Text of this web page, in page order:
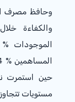
وحافظ مصرف
والكفاءة
المساهمين % 23.4. وبلغت ربحية السهم 5.85
حين استمرت